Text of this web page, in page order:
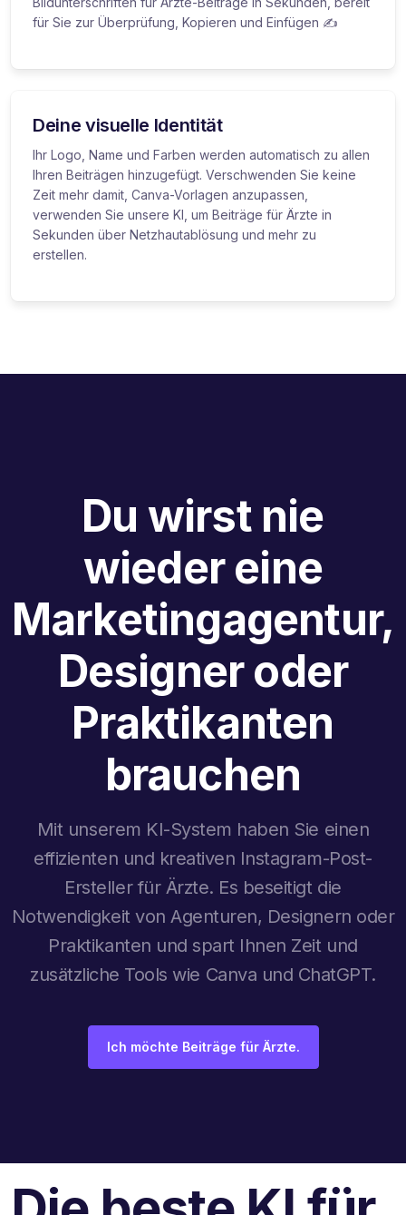
für Sie zur Überprüfung, Kopieren und Einfügen ✍️
Deine visuelle Identität
Ihr Logo, Name und Farben werden automatisch zu allen
Ihren Beiträgen hinzugefügt. Verschwenden Sie keine
Zeit mehr damit, Canva-Vorlagen anzupassen,
verwenden Sie unsere KI, um Beiträge für Ärzte in
Sekunden über Netzhautablösung und mehr zu
erstellen.
Du wirst nie
wieder eine
Marketingagentur,
Designer oder
Praktikanten
brauchen
Mit unserem KI-System haben Sie einen
effizienten und kreativen Instagram-Post-
Ersteller für Ärzte. Es beseitigt die
Notwendigkeit von Agenturen, Designern oder
Praktikanten und spart Ihnen Zeit und
zusätzliche Tools wie Canva und ChatGPT.
Ich möchte Beiträge für Ärzte.